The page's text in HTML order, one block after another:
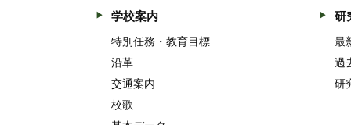
学校案内
特別任務・教育目標
沿革
交通案内
校歌
研
最
過
研